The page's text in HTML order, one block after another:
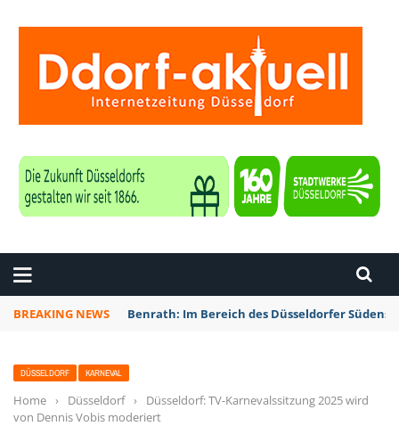
BREAKING NEWS Benrath: Im Bereich des Düsseldorfer
DÜSSELDORF KARNEVAL
Home › Düsseldorf ›
Düsseldorf: TV-Karnevalssitzung 2025 wird
von Dennis Vobis moderiert